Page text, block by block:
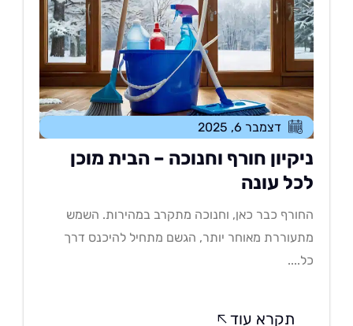
דצמבר 6, 2025
חורף וחנוכה – הבית מוכן
עונה
כבר כאן, וחנוכה מתקרב במהירות. השמש
מאוחר יותר, הגשם מתחיל להיכנס דרך
תקרא עוד